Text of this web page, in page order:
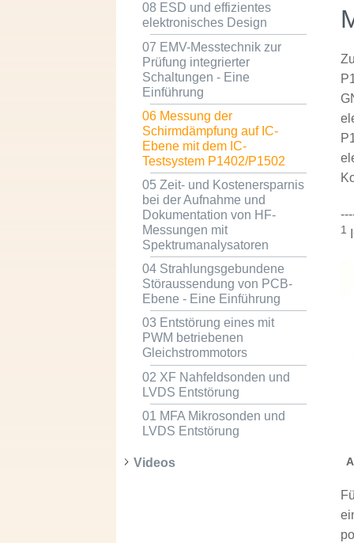
08 ESD und effizientes
elektronisches Design
07 EMV-Messtechnik zur
Prüfung integrierter
Schaltungen - Eine
Einführung
06 Messung der
Schirmdämpfung auf IC-
Ebene mit dem IC-
Testsystem P1402/P1502
05 Zeit- und Kostenersparnis
bei der Aufnahme und
Dokumentation von HF-
Messungen mit
Spektrumanalysatoren
04 Strahlungsgebundene
Störaussendung von PCB-
Ebene - Eine Einführung
03 Entstörung eines mit
PWM betriebenen
Gleichstrommotors
02 XF Nahfeldsonden und
LVDS Entstörung
01 MFA Mikrosonden und
LVDS Entstörung
Videos
1